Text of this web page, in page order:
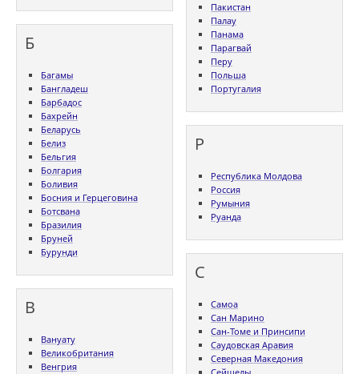
Б
Багамы
Бангладеш
Барбадос
Бахрейн
Беларусь
Белиз
Бельгия
Болгария
Боливия
Босния и Герцеговина
Ботсвана
Бразилия
Бруней
Бурунди
В
Вануату
Великобритания
Венгрия
Пакистан
Палау
Панама
Парагвай
Перу
Польша
Португалия
Р
Республика Молдова
Россия
Румыния
Руанда
С
Самоа
Сан Марино
Сан-Томе и Принсипи
Саудовская Аравия
Северная Македония